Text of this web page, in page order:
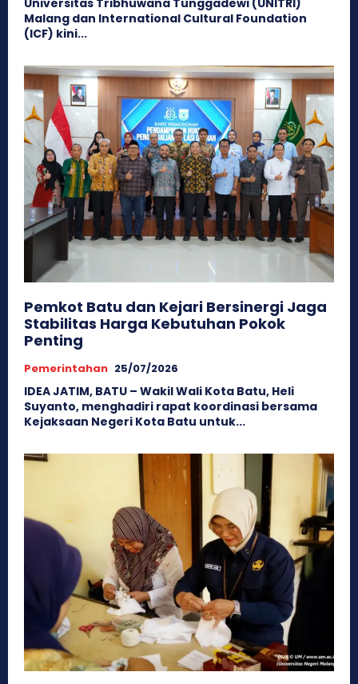
Malang dan International Cultural Foundation
(ICF) kini...
Pemkot Batu dan Kejari Bersinergi Jaga
Stabilitas Harga Kebutuhan Pokok
Penting
Pemerintahan 25/07/2026
IDEA JATIM, BATU – Wakil Wali Kota Batu, Heli
Suyanto, menghadiri rapat koordinasi bersama
Kejaksaan Negeri Kota Batu untuk...